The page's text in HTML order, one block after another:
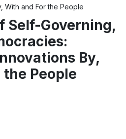
With and For the People
Self-Governing,
By,
People